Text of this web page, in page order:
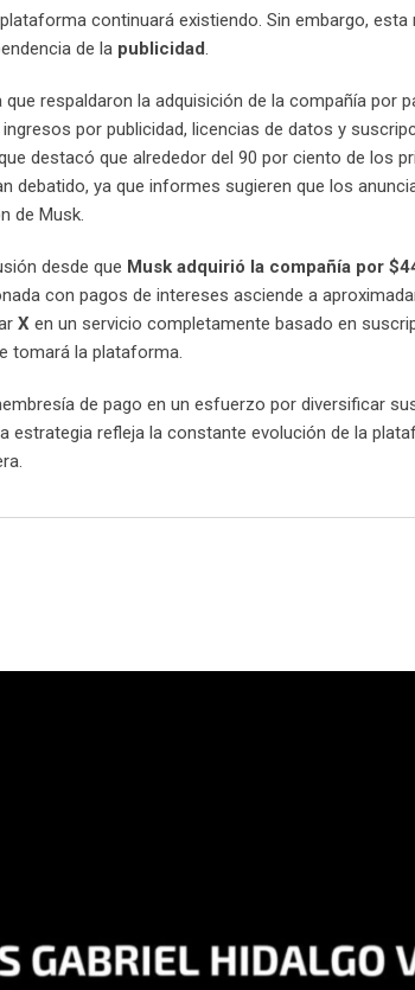
continuará existiendo. Sin embargo, esta
de la publicidad.
respaldaron la adquisición de la compañía por
por publicidad, licencias de datos y
destacó que alrededor del 90 por ciento de los
debatido, ya que informes sugieren que los
de Musk.
desde que Musk adquirió la compañía por
con pagos de intereses asciende a
X en un servicio completamente basado en
tomará la plataforma.
de pago en un esfuerzo por diversificar
estrategia refleja la constante evolución de la